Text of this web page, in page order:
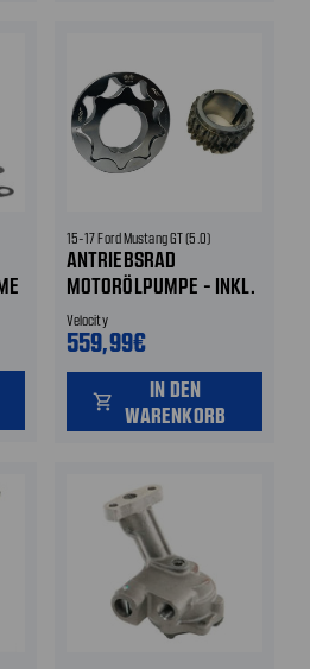
15-17 Ford Mustang GT (5.0)
ANTRIEBSRAD
MOTORÖLPUMPE - INKL.
ZAHNRAD KURBELWELLE
Velocity
559,99€
shopping_cart
IN DEN
WARENKORB